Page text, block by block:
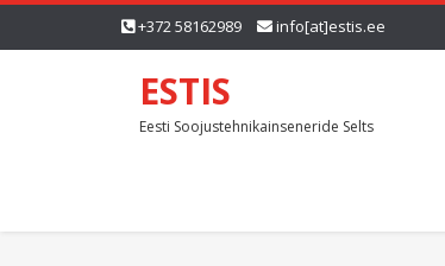
+372 58162989 info[at]estis.ee
ESTIS
Eesti Soojustehnikainseneride Selts